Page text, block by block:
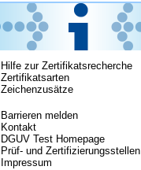
Hilfe zur Zertifikatsrecherche
Zertifikatsarten
Zeichenzusätze
Barrieren melden
Kontakt
DGUV Test Homepage
Prüf- und Zertifizierungsstellen
Impressum